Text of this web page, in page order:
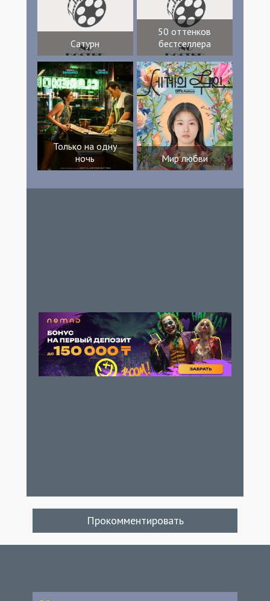
Сатурн
50 оттенков
бестселлера
Только на одну
ночь
Мир любви
Прокомментировать